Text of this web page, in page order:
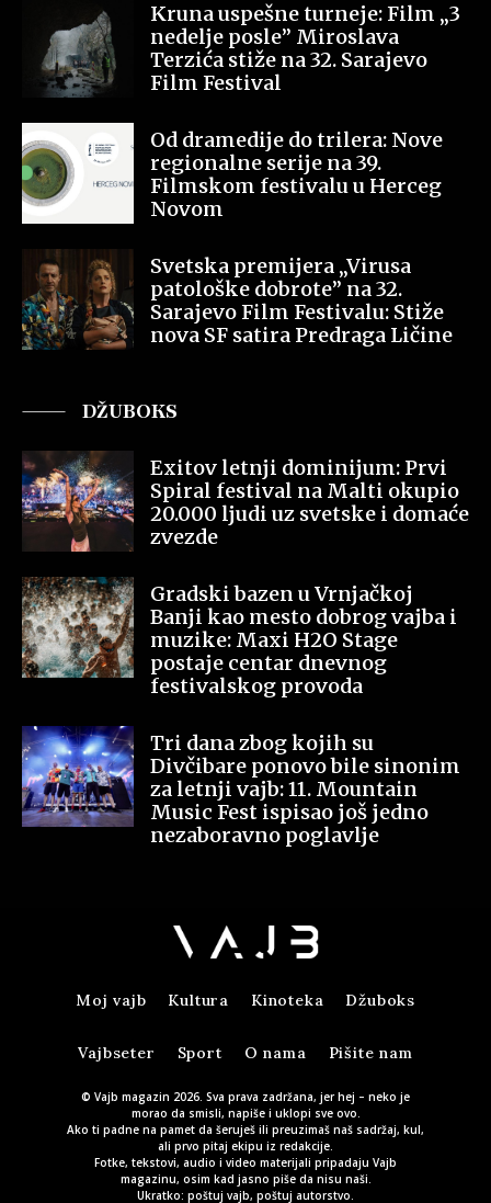
Kruna uspešne turneje: Film „3
nedelje posle” Miroslava
Terzića stiže na 32. Sarajevo
Film Festival
Od dramedije do trilera: Nove
regionalne serije na 39.
Filmskom festivalu u Herceg
Novom
Svetska premijera „Virusa
patološke dobrote” na 32.
Sarajevo Film Festivalu: Stiže
nova SF satira Predraga Ličine
DŽUBOKS
Exitov letnji dominijum: Prvi
Spiral festival na Malti okupio
20.000 ljudi uz svetske i domaće
zvezde
Gradski bazen u Vrnjačkoj
Banji kao mesto dobrog vajba i
muzike: Maxi H2O Stage
postaje centar dnevnog
festivalskog provoda
Tri dana zbog kojih su
Divčibare ponovo bile sinonim
za letnji vajb: 11. Mountain
Music Fest ispisao još jedno
nezaboravno poglavlje
Moj vajb Kultura Kinoteka Džuboks
Vajbseter Sport O nama Pišite nam
© Vajb magazin 2026. Sva prava zadržana, jer hej – neko je
morao da smisli, napiše i uklopi sve ovo.
Ako ti padne na pamet da šeruješ ili preuzimaš naš sadržaj, kul,
ali prvo pitaj ekipu iz redakcije.
Fotke, tekstovi, audio i video materijali pripadaju Vajb
magazinu, osim kad jasno piše da nisu naši.
Ukratko: poštuj vajb, poštuj autorstvo.